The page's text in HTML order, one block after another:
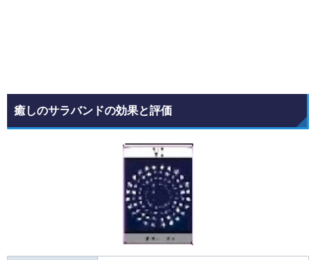
癒しのサラバンドの効果と評価